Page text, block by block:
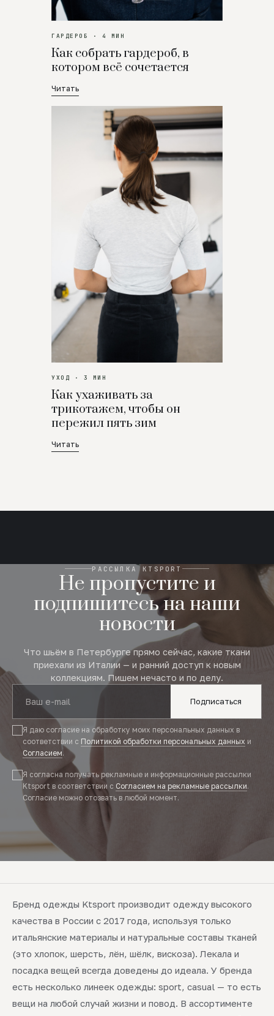
ГАРДЕРОБ · 4 МИН
Как собрать гардероб, в
котором всё сочетается
Читать
УХОД · 3 МИН
Как ухаживать за
трикотажем, чтобы он
пережил пять зим
Читать
РАССЫЛКА KTSPORT
Не пропустите и
подпишитесь на наши
новости
Что шьём в Петербурге прямо сейчас, какие ткани
приехали из Италии — и ранний доступ к новым
коллекциям. Пишем нечасто и по делу.
Подписаться
Я даю согласие на обработку моих персональных данных в
соответствии с Политикой обработки персональных данных и
Согласием.
Я согласна получать рекламные и информационные рассылки
Ktsport в соответствии с Согласием на рекламные рассылки.
Согласие можно отозвать в любой момент.
Бренд одежды Ktsport производит одежду высокого
качества в России с 2017 года, используя только
итальянские материалы и натуральные составы тканей
(это хлопок, шерсть, лён, шёлк, вискоза). Лекала и
посадка вещей всегда доведены до идеала. У бренда
есть несколько линеек одежды: sport, casual — то есть
вещи на любой случай жизни и повод. В ассортименте